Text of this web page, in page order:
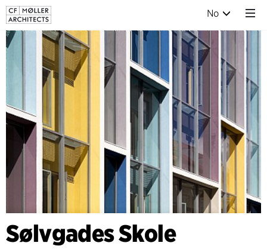
No
Sølvgades Skole